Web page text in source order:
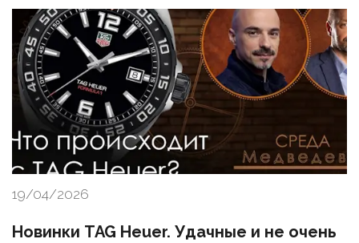
19/04/2026
Новинки TAG Heuer. Удачные и не очень